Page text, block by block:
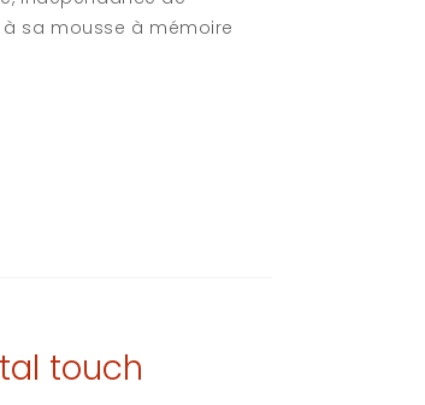
sa mousse à mémoire
touch